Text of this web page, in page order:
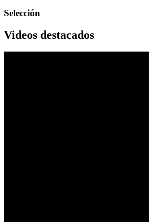
Selección
Videos destacados